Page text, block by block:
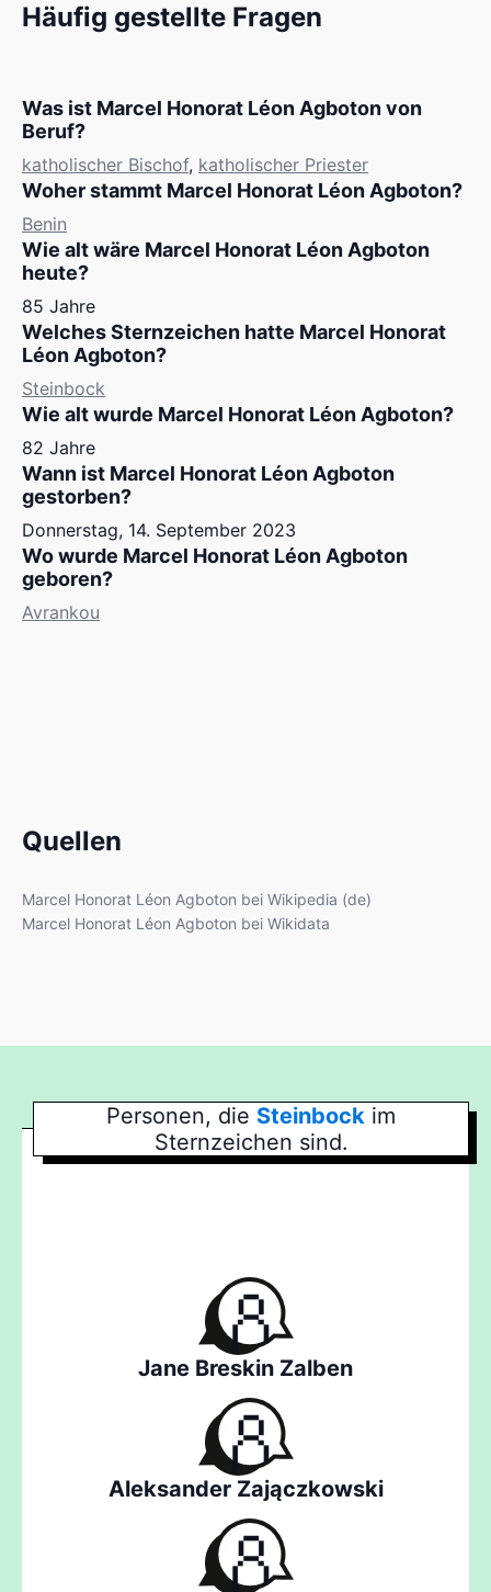
Häufig gestellte Fragen
Was ist Marcel Honorat Léon Agboton von
Beruf?
katholischer Bischof, katholischer Priester
Woher stammt Marcel Honorat Léon Agboton?
Benin
Wie alt wäre Marcel Honorat Léon Agboton
heute?
85 Jahre
Welches Sternzeichen hatte Marcel Honorat
Léon Agboton?
Steinbock
Wie alt wurde Marcel Honorat Léon Agboton?
82 Jahre
Wann ist Marcel Honorat Léon Agboton
gestorben?
Donnerstag, 14. September 2023
Wo wurde Marcel Honorat Léon Agboton
geboren?
Avrankou
Quellen
Marcel Honorat Léon Agboton bei Wikipedia (de)
Marcel Honorat Léon Agboton bei Wikidata
Personen, die Steinbock im
Sternzeichen sind.
Jane Breskin Zalben
Aleksander Zajączkowski